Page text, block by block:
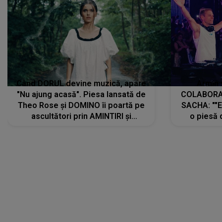
Când DORUL devine muzică, apare
"Nu ajung acasă". Piesa lansată de
Theo Rose și DOMINO îi poartă pe
ascultători prin AMINTIRI și
SACHA:
o piesă